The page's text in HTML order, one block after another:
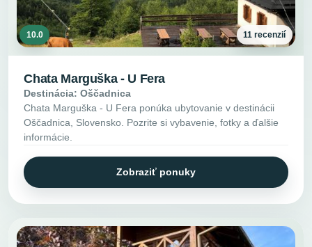
10.0 11 recenzií
Chata Marguška - U Fera
Destinácia: Oščadnica
Chata Marguška - U Fera ponúka ubytovanie v destinácii
Oščadnica, Slovensko. Pozrite si vybavenie, fotky a ďalšie
informácie.
Zobraziť ponuky